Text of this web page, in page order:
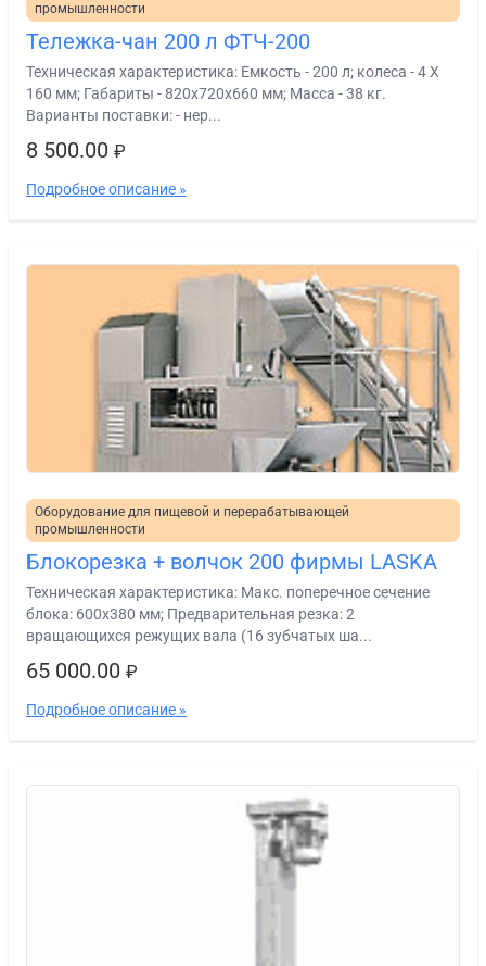
промышленности
Тележка-чан 200 л ФТЧ-200
Техническая характеристика: Емкость - 200 л; колеса - 4 Х
160 мм; Габариты - 820х720х660 мм; Масса - 38 кг.
Варианты поставки: - нер...
8 500.00 ₽
Подробное описание »
Оборудование для пищевой и перерабатывающей
промышленности
Блокорезка + волчок 200 фирмы LASKA
Техническая характеристика: Макс. поперечное сечение
блока: 600х380 мм; Предварительная резка: 2
вращающихся режущих вала (16 зубчатых ша...
65 000.00 ₽
Подробное описание »